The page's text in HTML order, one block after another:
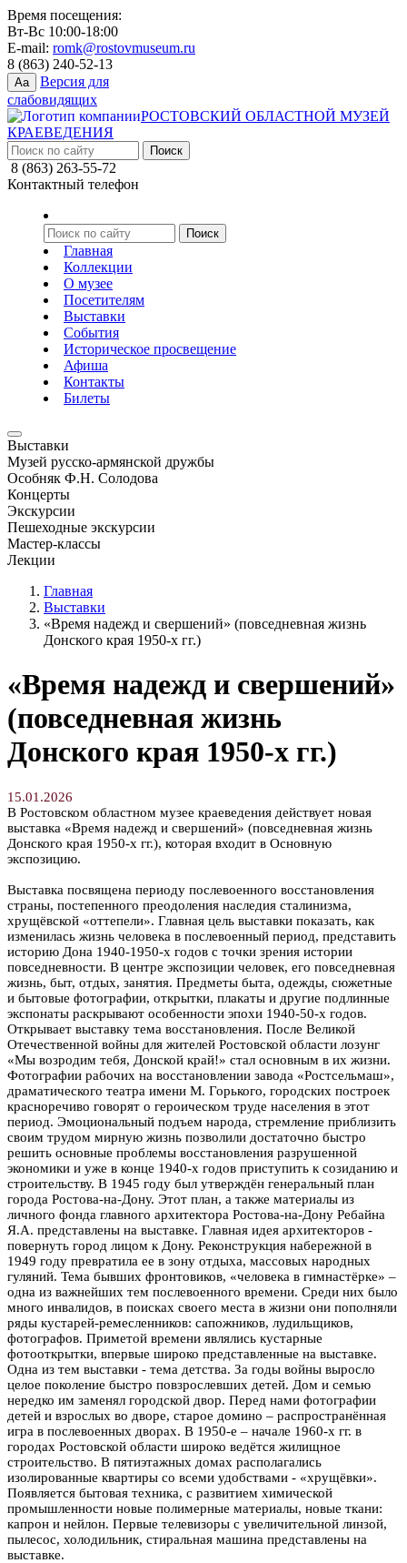
Время посещения:
Вт-Вс 10:00-18:00
E-mail: romk@rostovmuseum.ru
8 (863) 240-52-13
Aa
Версия для
слабовидящих
РОСТОВСКИЙ ОБЛАСТНОЙ МУЗЕЙ
КРАЕВЕДЕНИЯ
8 (863) 263-55-72
Контактный телефон
Главная
Коллекции
О музее
Посетителям
Выставки
События
Историческое просвещение
Афиша
Контакты
Билеты
Выставки
Музей русско-армянской дружбы
Особняк Ф.Н. Солодова
Концерты
Экскурсии
Пешеходные экскурсии
Мастер-классы
Лекции
Главная
Выставки
«Время надежд и свершений» (повседневная жизнь
Донского края 1950-х гг.)
«Время надежд и свершений»
(повседневная жизнь
Донского края 1950-х гг.)
15.01.2026
В Ростовском областном музее краеведения действует новая
выставка «Время надежд и свершений» (повседневная жизнь
Донского края 1950-х гг.), которая входит в Основную
экспозицию.
Выставка посвящена периоду послевоенного восстановления
страны, постепенного преодоления наследия сталинизма,
хрущёвской «оттепели». Главная цель выставки показать, как
изменилась жизнь человека в послевоенный период, представить
историю Дона 1940-1950-х годов с точки зрения истории
повседневности. В центре экспозиции человек, его повседневная
жизнь, быт, отдых, занятия. Предметы быта, одежды, сюжетные
и бытовые фотографии, открытки, плакаты и другие подлинные
экспонаты раскрывают особенности эпохи 1940-50-х годов.
Открывает выставку тема восстановления. После Великой
Отечественной войны для жителей Ростовской области лозунг
«Мы возродим тебя, Донской край!» стал основным в их жизни.
Фотографии рабочих на восстановлении завода «Ростсельмаш»,
драматического театра имени М. Горького, городских построек
красноречиво говорят о героическом труде населения в этот
период. Эмоциональный подъем народа, стремление приблизить
своим трудом мирную жизнь позволили достаточно быстро
решить основные проблемы восстановления разрушенной
экономики и уже в конце 1940-х годов приступить к созиданию и
строительству. В 1945 году был утверждён генеральный план
города Ростова-на-Дону. Этот план, а также материалы из
личного фонда главного архитектора Ростова-на-Дону Ребайна
Я.А. представлены на выставке. Главная идея архитекторов -
повернуть город лицом к Дону. Реконструкция набережной в
1949 году превратила ее в зону отдыха, массовых народных
гуляний. Тема бывших фронтовиков, «человека в гимнастёрке» –
одна из важнейших тем послевоенного времени. Среди них было
много инвалидов, в поисках своего места в жизни они пополняли
ряды кустарей-ремесленников: сапожников, лудильщиков,
фотографов. Приметой времени являлись кустарные
фотооткрытки, впервые широко представленные на выставке.
Одна из тем выставки - тема детства. За годы войны выросло
целое поколение быстро повзрослевших детей. Дом и семью
нередко им заменял городской двор. Перед нами фотографии
детей и взрослых во дворе, старое домино – распространённая
игра в послевоенных дворах. В 1950-е – начале 1960-х гг. в
городах Ростовской области широко ведётся жилищное
строительство. В пятиэтажных домах располагались
изолированные квартиры со всеми удобствами - «хрущёвки».
Появляется бытовая техника, с развитием химической
промышленности новые полимерные материалы, новые ткани:
капрон и нейлон. Первые телевизоры с увеличительной линзой,
пылесос, холодильник, стиральная машина представлены на
выставке.